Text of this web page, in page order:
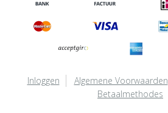
Inloggen Algemene Voorwaarden
Betaalmethodes